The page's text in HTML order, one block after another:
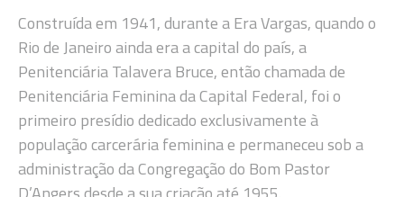
Construída em 1941, durante a Era Vargas, quando o
Rio de Janeiro ainda era a capital do país, a
Penitenciária Talavera Bruce, então chamada de
Penitenciária Feminina da Capital Federal, foi o
primeiro presídio dedicado exclusivamente à
população carcerária feminina e permaneceu sob a
administração da Congregação do Bom Pastor